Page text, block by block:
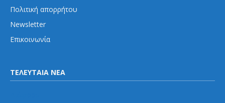
Πολιτική απορρήτου
Newsletter
Επικοινωνία
ΤΕΛΕΥΤΑΙΑ ΝΕΑ